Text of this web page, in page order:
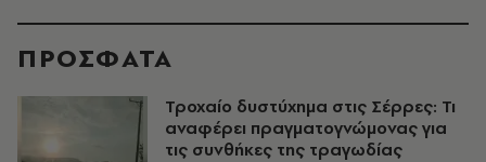
ΠΡΟΣΦΑΤΑ
Τροχαίο δυστύχημα στις Σέρρες: Τι
αναφέρει πραγματογνώμονας για
τις συνθήκες της τραγωδίας